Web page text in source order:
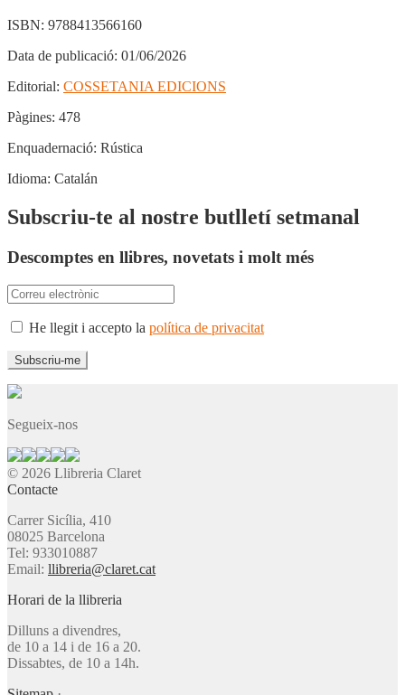
ISBN: 9788413566160
Data de publicació: 01/06/2026
Editorial: COSSETANIA EDICIONS
Pàgines: 478
Enquadernació: Rústica
Idioma: Catalán
Subscriu-te al nostre butlletí setmanal
Descomptes en llibres, novetats i molt més
He llegit i accepto la política de privacitat
Segueix-nos
© 2026 Llibreria Claret
Contacte
Carrer Sicília, 410
08025 Barcelona
Tel: 933010887
Email: llibreria@claret.cat
Horari de la llibreria
Dilluns a divendres,
de 10 a 14 i de 16 a 20.
Dissabtes, de 10 a 14h.